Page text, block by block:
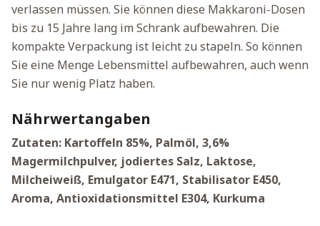
verlassen müssen. Sie können diese Makkaroni-Dosen
bis zu 15 Jahre lang im Schrank aufbewahren. Die
kompakte Verpackung ist leicht zu stapeln. So können
Sie eine Menge Lebensmittel aufbewahren, auch wenn
Sie nur wenig Platz haben.
Nährwertangaben
Zutaten: Kartoffeln 85%, Palmöl, 3,6%
Magermilchpulver, jodiertes Salz, Laktose,
Milcheiweiß, Emulgator E471, Stabilisator E450,
Aroma, Antioxidationsmittel E304, Kurkuma